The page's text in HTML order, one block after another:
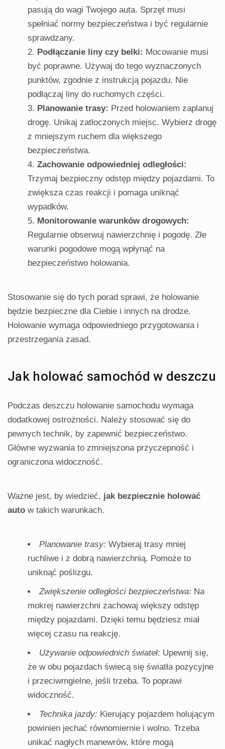
pasują do wagi Twojego auta. Sprzęt musi
spełniać normy bezpieczeństwa i być regularnie
sprawdzany.
Podłączanie liny czy belki: Mocowanie musi
być poprawne. Używaj do tego wyznaczonych
punktów, zgodnie z instrukcją pojazdu. Nie
podłączaj liny do ruchomych części.
Planowanie trasy: Przed holowaniem zaplanuj
drogę. Unikaj zatłoczonych miejsc. Wybierz drogę
z mniejszym ruchem dla większego
bezpieczeństwa.
Zachowanie odpowiedniej odległości:
Trzymaj bezpieczny odstęp między pojazdami. To
zwiększa czas reakcji i pomaga uniknąć
wypadków.
Monitorowanie warunków drogowych:
Regularnie obserwuj nawierzchnię i pogodę. Złe
warunki pogodowe mogą wpłynąć na
bezpieczeństwo holowania.
Stosowanie się do tych porad sprawi, że holowanie
będzie bezpieczne dla Ciebie i innych na drodze.
Holowanie wymaga odpowiedniego przygotowania i
przestrzegania zasad.
Jak holować samochód w deszczu
Podczas deszczu holowanie samochodu wymaga
dodatkowej ostrożności. Należy stosować się do
pewnych technik, by zapewnić bezpieczeństwo.
Główne wyzwania to zmniejszona przyczepność i
ograniczona widoczność.
Ważne jest, by wiedzieć, jak bezpiecznie holować
auto w takich warunkach.
Planowanie trasy: Wybieraj trasy mniej
ruchliwe i z dobrą nawierzchnią. Pomoże to
uniknąć poślizgu.
Zwiększenie odległości bezpieczeństwa: Na
mokrej nawierzchni zachowaj większy odstęp
między pojazdami. Dzięki temu będziesz miał
więcej czasu na reakcję.
Używanie odpowiednich świateł: Upewnij się,
że w obu pojazdach świecą się światła pozycyjne
i przeciwmgielne, jeśli trzeba. To poprawi
widoczność.
Technika jazdy: Kierujący pojazdem holującym
powinien jechać równomiernie i wolno. Trzeba
unikać nagłych manewrów, które mogą